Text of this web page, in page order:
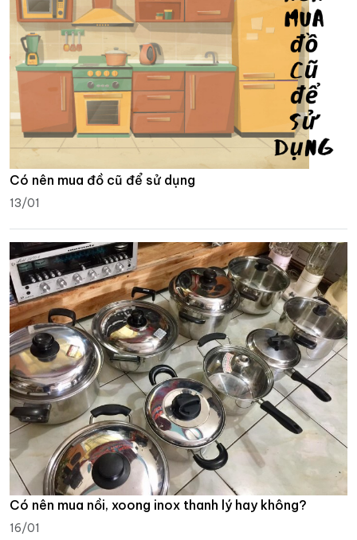
Có nên mua đồ cũ để sử dụng
13/01
Có nên mua nồi, xoong inox thanh lý hay không?
16/01